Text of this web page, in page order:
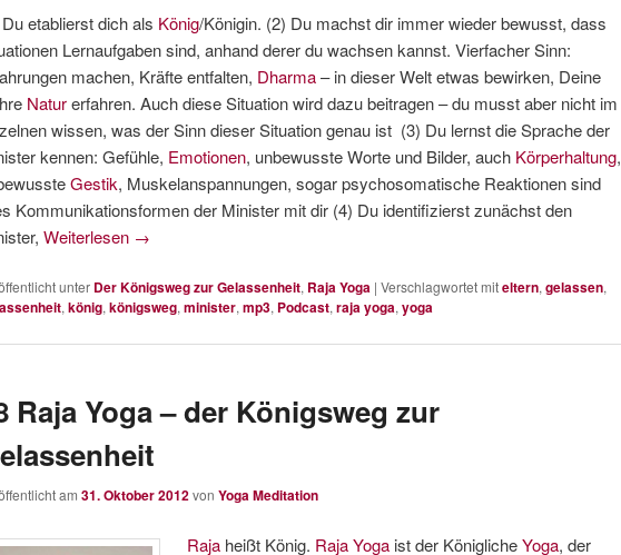
etablierst dich als König/Königin. (2) Du machst dir immer wieder bewusst, dass
Lernaufgaben sind, anhand derer du wachsen kannst. Vierfacher Sinn:
machen, Kräfte entfalten, Dharma– in dieser Welt etwas bewirken, Deine
Naturerfahren. Auch diese Situation wird dazu beitragen – du musst aber nicht im
wissen, was der Sinn dieser Situation genau ist (3) Du lernst die Sprache der
kennen: Gefühle, Emotionen, unbewusste Worte und Bilder, auch Körperhaltung,
Gestik, Muskelanspannungen, sogar psychosomatische Reaktionen sind
Kommunikationsformen der Minister mit dir (4) Du identifizierst zunächst den
Weiterlesen →
unter Der Königsweg zur Gelassenheit, Raja Yoga | Verschlagwortet miteltern, gelassen,
, könig, königsweg, minister, mp3, Podcast, raja yoga, yoga
Raja Yoga – der Königsweg zur
am 31. Oktober 2012von Yoga Meditation
Raja heißt König. Raja Yoga ist der KöniglicheYoga, der